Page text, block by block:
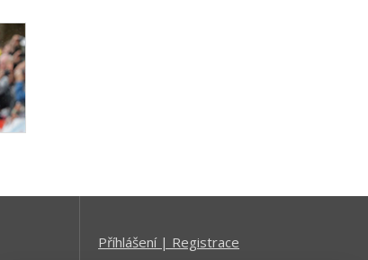
Příhlášení | Registrace